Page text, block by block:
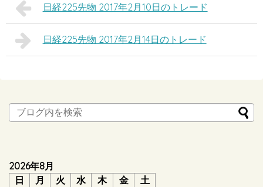
日経225先物 2017年2月10日のトレード
日経225先物 2017年2月14日のトレード
2026年8月
日
月 火 水 木 金
土